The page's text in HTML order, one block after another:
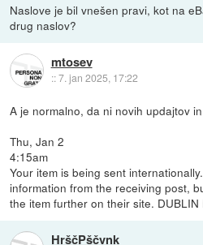
Naslove je bil vnešen pravi, kot na
drug naslov?
mtosev
::7. jan 2025, 17:22
A je normalno, da ni novih updajtov
Thu, Jan 2
4:15am
Your item is being sent
information from the receiving post,
the item further on their site. DUBLIN
HrščPščvnk